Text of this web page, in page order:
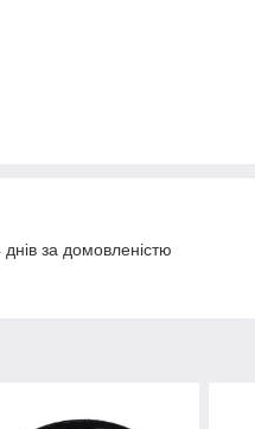
за домовленістю